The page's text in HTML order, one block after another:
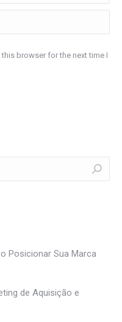
browser for the next time I
Posicionar Sua Marca
de Aquisição e